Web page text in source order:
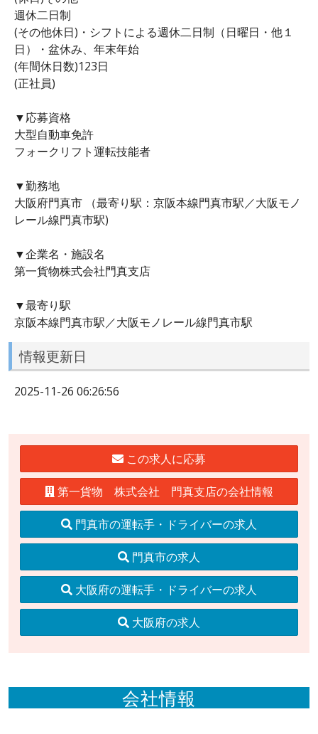
週休二日制
(その他休日)・シフトによる週休二日制（日曜日・他１
日）・盆休み、年末年始
(年間休日数)123日
(正社員)
▼応募資格
大型自動車免許
フォークリフト運転技能者
▼勤務地
大阪府門真市 （最寄り駅：京阪本線門真市駅／大阪モノ
レール線門真市駅)
▼企業名・施設名
第一貨物株式会社門真支店
▼最寄り駅
京阪本線門真市駅／大阪モノレール線門真市駅
情報更新日
2025-11-26 06:26:56
この求人に応募
第一貨物 株式会社 門真支店の会社情報
門真市の運転手・ドライバーの求人
門真市の求人
大阪府の運転手・ドライバーの求人
大阪府の求人
会社情報